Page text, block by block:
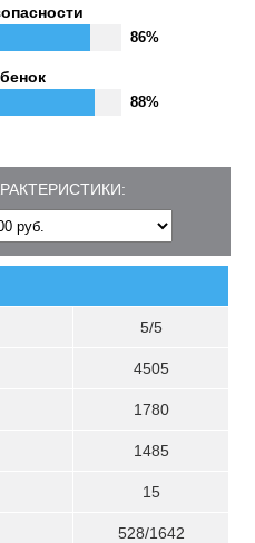
86%
88%
5/5
4505
1780
1485
15
528/1642